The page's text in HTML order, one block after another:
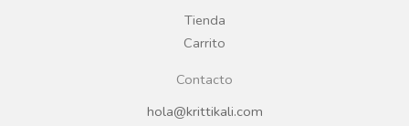
Tienda
Carrito
Contacto
hola@krittikali.com